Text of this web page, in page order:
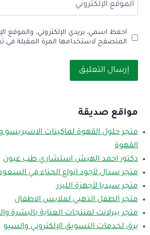
الموقع الإلكتروني
احفظ اسمي، بريدي الإلكتروني، والموقع
المتصفح لاستخدامها المرة المقبلة في
مواقع صديقة
متجر حلول القهوة لماكينات
القهوة
دكتور احمد الهبش استشاري طب عيون
متجر سدال لأجود انواع الحناء في
متجر سيديا لأجهزة الليزر
متجر الطفل الذهبي لملابس الاطفال
متجر بيرلانت لمنتجات العناية بالبشرة
برق لخدمات التسويق الإلكتروني والسيو